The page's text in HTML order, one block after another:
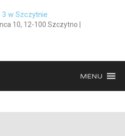
3 w Szczytnie
10, 12-100 Szczytno |
MENU